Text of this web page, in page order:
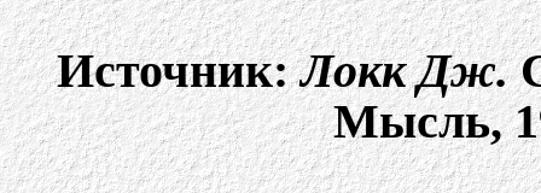
Источник:Локк Дж.
Мысль,